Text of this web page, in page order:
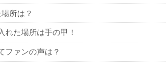
所は？
れた場所は手の甲！
ファンの声は？